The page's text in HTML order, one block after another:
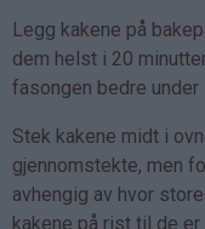
Legg kakene på
dem helst i 20
fasongen bedre under
Stek kakene midt i
gjennomstekte, men
avhengig av hvor
kakene på rist til de er